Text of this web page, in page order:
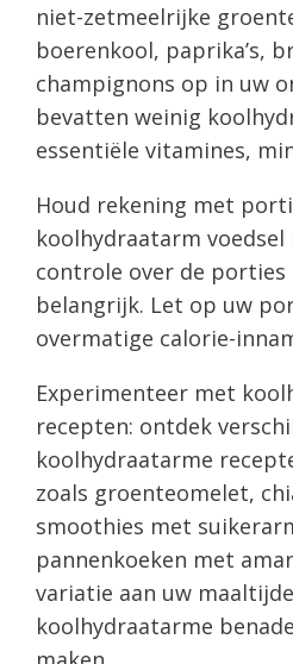
niet-zetmeelrijke
boerenkool, paprika’s,
champignons op in uw
bevatten weinig
essentiële vitamines,
Houd rekening met
koolhydraatarm
controle over de porties
belangrijk. Let op uw
overmatige calorie-
Experimenteer met
recepten: ontdek
koolhydraatarme
zoals groenteomelet,
smoothies met
pannenkoeken met
variatie aan uw
koolhydraatarme